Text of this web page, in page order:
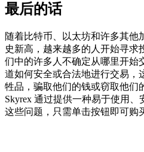
最后的话
随着比特币、以太坊和许多其他
史新高，越来越多的人开始寻求
们中的许多人不确定从哪里开始
道如何安全或合法地进行交易，
牲品，骗取他们的钱或窃取他们
Skyrex 通过提供一种易于使用
这些问题，只需单击按钮即可购